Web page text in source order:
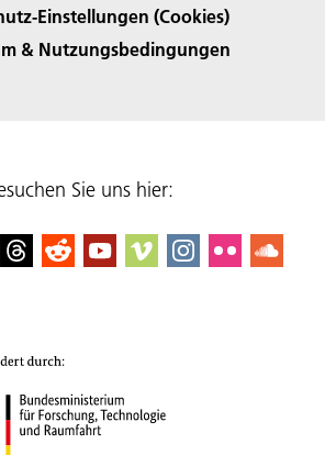
Einstellungen (Cookies)
& Nutzungsbedingungen
Sie uns hier: